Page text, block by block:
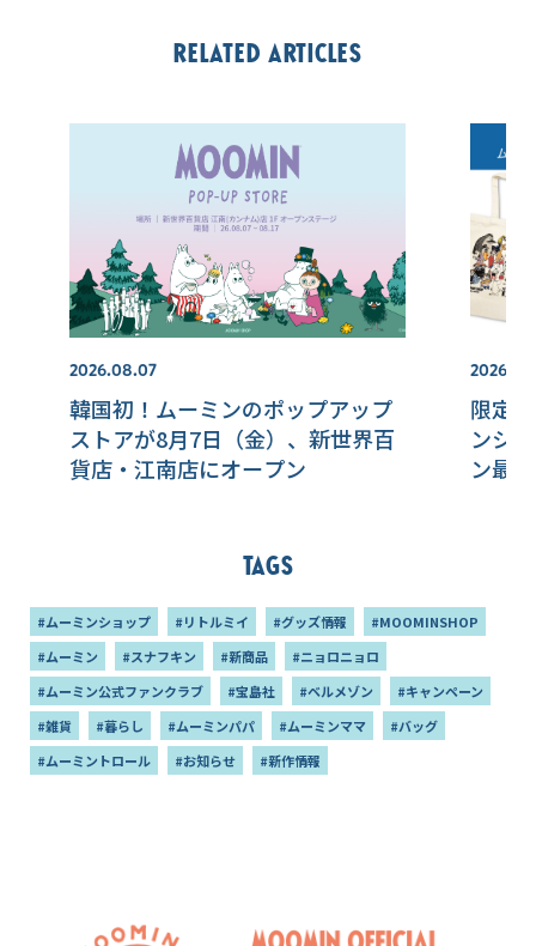
Related articles
2026.08.07
韓国初！ムーミンのポップアップ
ストアが8月7日（金）、新世界百
貨店・江南店にオープン
限定
ンシ
ン最
Tags
#ムーミンショップ #リトルミイ #グッズ情報
#MOOMINSHOP
#ムーミン
#スナフキン #新商品
#ニョロニョロ
#ムーミン公式ファンクラブ
#宝島社 #ベルメゾン
#キャンペーン
#雑貨
#暮らし #ムーミンパパ #ムーミンママ
#バッグ
#ムーミントロール
#お知らせ #新作情報